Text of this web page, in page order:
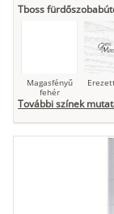
Tboss
Magasfényű
fehér
További színek